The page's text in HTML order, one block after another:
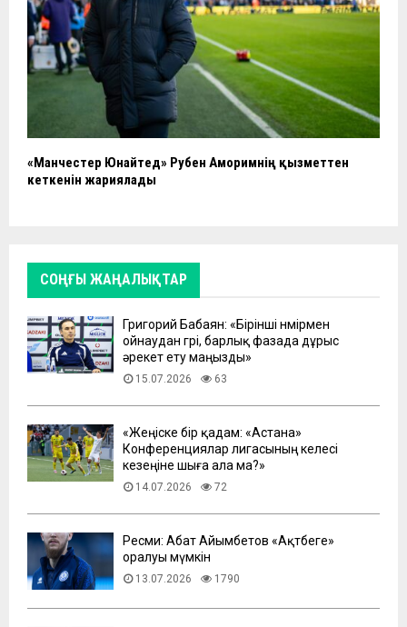
«Манчестер Юнайтед» Рубен Аморимнің қызметтен
кеткенін жариялады
СОҢҒЫ ЖАҢАЛЫҚТАР
Григорий Бабаян: «Бірінші нөмірмен
ойнаудан гөрі, барлық фазада дұрыс
әрекет ету маңызды»
15.07.2026 63
«Жеңіске бір қадам: «Астана»
Конференциялар лигасының келесі
кезеңіне шыға ала ма?»
14.07.2026 72
Ресми: Абат Айымбетов «Ақтөбеге»
оралуы мүмкін
13.07.2026 1790